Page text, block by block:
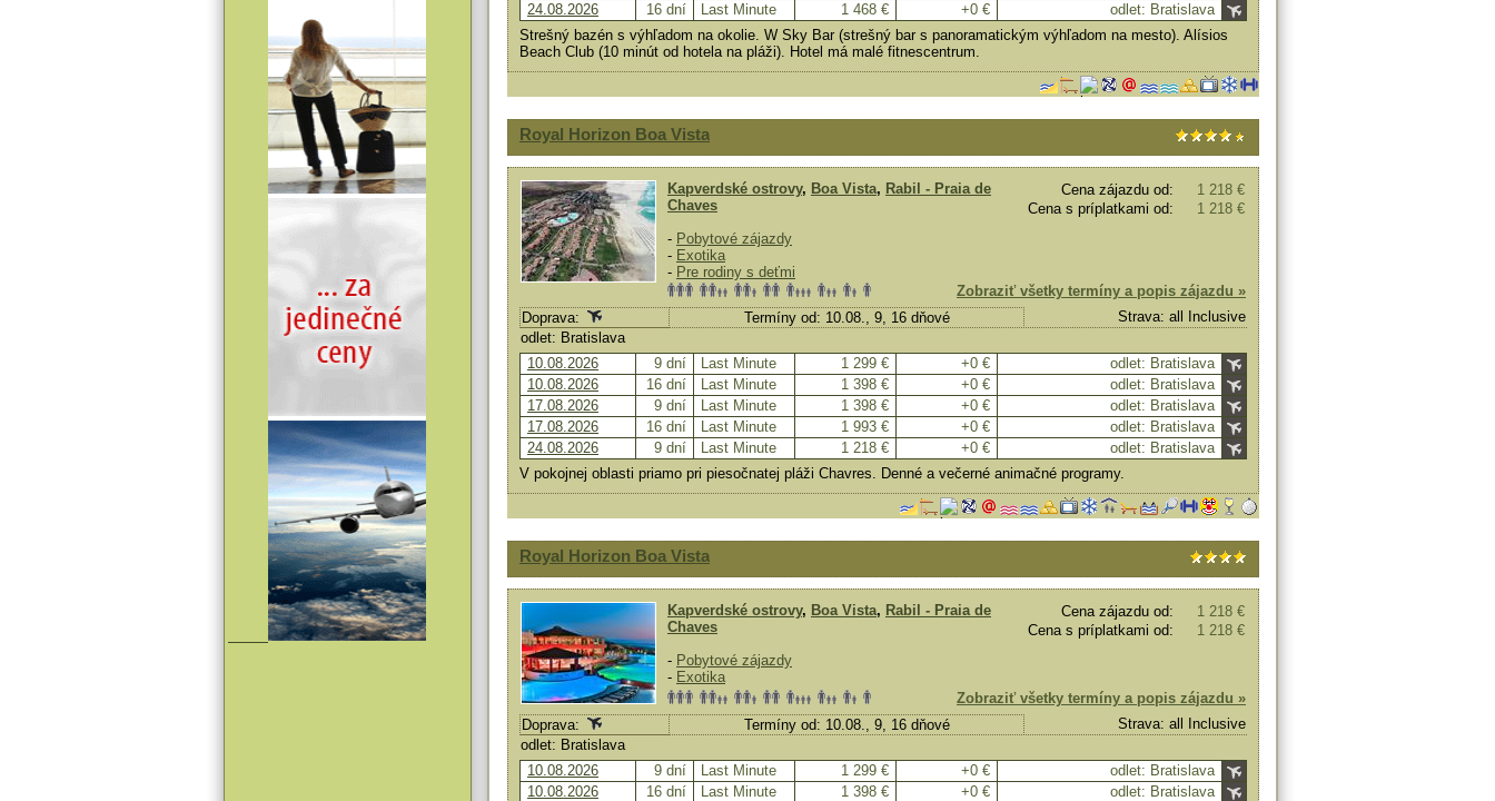
24.08.2026
16 dní Last Minute 1 468 € +0 €
odlet: Bratislava
Strešný bazén s výhľadom na okolie. W Sky Bar (strešný bar s panoramatickým výhľadom na mesto). Alísios
Beach Club (10 minút od hotela na pláži). Hotel má malé fitnescentrum.
Royal Horizon Boa Vista
Cena zájazdu od:
1 218 €
Cena s príplatkami od:
1 218 €
Kapverdské ostrovy, Boa Vista, Rabil - Praia de
Chaves
- Pobytové zájazdy
- Exotika
- Pre rodiny s deťmi
Zobraziť všetky termíny a popis zájazdu »
Doprava:
Termíny od: 10.08., 9, 16 dňové
Strava: all Inclusive
odlet: Bratislava
10.08.2026
9 dní Last Minute 1 299 € +0 €
odlet: Bratislava
10.08.2026
16 dní Last Minute 1 398 € +0 €
odlet: Bratislava
17.08.2026
9 dní Last Minute 1 398 € +0 €
odlet: Bratislava
17.08.2026
16 dní Last Minute 1 993 € +0 €
odlet: Bratislava
24.08.2026
9 dní Last Minute 1 218 € +0 €
odlet: Bratislava
V pokojnej oblasti priamo pri piesočnatej pláži Chavres. Denné a večerné animačné programy.
Royal Horizon Boa Vista
Cena zájazdu od:
1 218 €
Cena s príplatkami od:
1 218 €
Kapverdské ostrovy, Boa Vista, Rabil - Praia de
Chaves
- Pobytové zájazdy
- Exotika
Zobraziť všetky termíny a popis zájazdu »
Doprava:
Termíny od: 10.08., 9, 16 dňové
Strava: all Inclusive
odlet: Bratislava
10.08.2026
9 dní Last Minute 1 299 € +0 €
odlet: Bratislava
10.08.2026
16 dní Last Minute 1 398 € +0 €
odlet: Bratislava